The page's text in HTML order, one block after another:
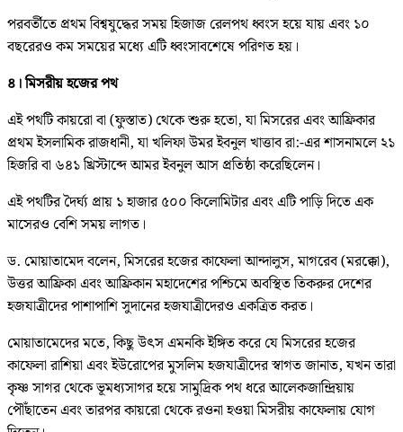
পরবর্তীতে প্রথম বিশ্বযুদ্ধের সময় হিজাজ রেলপথ ধ্বংস হয়ে যায় এবং ১০
বছরেরও কম সময়ের মধ্যে এটি ধ্বংসাবশেষে পরিণত হয়।
৪। মিসরীয় হজের পথ
এই পথটি কায়রো বা (ফুস্তাত) থেকে শুরু হতো, যা মিসরের এবং আফ্রিকার
প্রথম ইসলামিক রাজধানী, যা খলিফা উমর ইবনুল খাত্তাব রা:-এর শাসনামলে ২১
হিজরি বা ৬৪১ খ্রিস্টাব্দে আমর ইবনুল আস প্রতিষ্ঠা করেছিলেন।
এই পথটির দৈর্ঘ্য প্রায় ১ হাজার ৫০০ কিলোমিটার এবং এটি পাড়ি দিতে এক
মাসেরও বেশি সময় লাগত।
ড. মোয়াতামেদ বলেন, মিসরের হজের কাফেলা আন্দালুস, মাগরেব (মরক্কো),
উত্তর আফ্রিকা এবং আফ্রিকান মহাদেশের পশ্চিমে অবস্থিত তিকরুর দেশের
হজযাত্রীদের পাশাপাশি সুদানের হজযাত্রীদেরও একত্রিত করত।
মোয়াতামেদের মতে, কিছু উৎস এমনকি ইঙ্গিত করে যে মিসরের হজের
কাফেলা রাশিয়া এবং ইউরোপের মুসলিম হজযাত্রীদের স্বাগত জানাত, যখন তারা
কৃষ্ণ সাগর থেকে ভূমধ্যসাগর হয়ে সামুদ্রিক পথ ধরে আলেকজান্দ্রিয়ায়
পৌঁছাতেন এবং তারপর কায়রো থেকে রওনা হওয়া মিসরীয় কাফেলায় যোগ